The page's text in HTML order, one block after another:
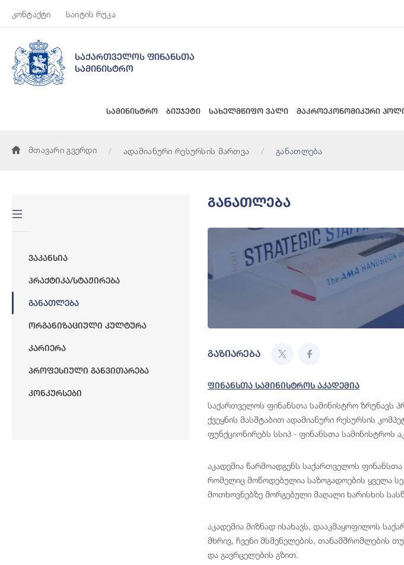
კონტაქტი საიტის რუკა
საქართველოს ფინანსთა
სამინისტრო
სამინისტრო ბიუჯეტი სახელმწიფო ვალი მაკროეკონომიკური
მთავარი გვერდი ადამიანური რესურსის მართვა განათლება
Ვაკანსია
Პრაქტიკა/სტაჟირება
Განათლება
Ორგანიზაციული Კულტურა
Კარიერა
Პროფესიული Განვითარება
Კონკურსები
Განათლება
გაზიარება
Ფინანსთა Სამინისტროს Აკადემია
საქართველოს ფინანსთა სამინისტრო ზრუნავს
ქვეყნის მასშტაბით ადამიანური რესურსის
ფუნქციონირებს სსიპ - ფინანსთა სამინისტროს
აკადემია წარმოადგენს საქართველოს
რომელიც მოწოდებულია საზოგადოების ყველა
მოთხოვნებზე მორგებული მაღალი ხარისხის
აკადემია მიზნად ისახავს, დააკმაყოფილოს
მხრივ, ჩვენი მსმენელების, თანამშრომლების
და გავრცელების გზით.